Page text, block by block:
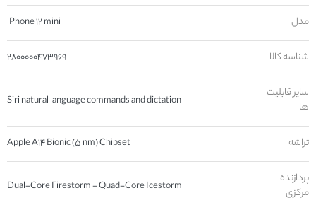
مدل iPhone ۱۲ mini
شناسه کالا ۲۸۰۰۰۰۰۴۷۳۹۶۹
سایر قابلیت
ها
Siri natural language commands and dictation
تراشه Apple A۱۴ Bionic (۵ nm) Chipset
پردازنده‌
مرکزی
Dual-Core Firestorm + Quad-Core Icestorm